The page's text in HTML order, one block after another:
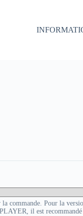
commande. Pour la
il est